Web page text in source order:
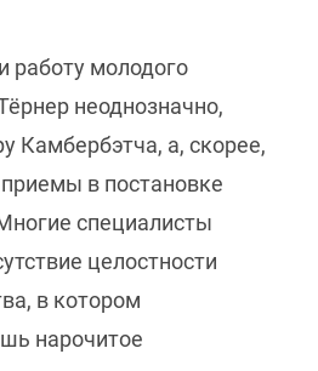
работу молодого
неоднозначно,
Камбербэтча, а, скорее,
в постановке
специалисты
целостности
в котором
нарочитое